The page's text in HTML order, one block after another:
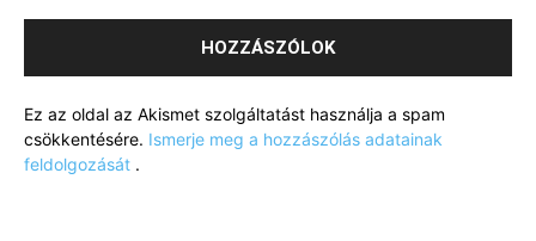
Ez az oldal az Akismet szolgáltatást használja a spam
csökkentésére. Ismerje meg a hozzászólás adatainak
feldolgozását .